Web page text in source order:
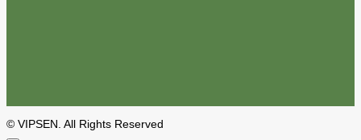
© VIPSEN. All Rights Reserved